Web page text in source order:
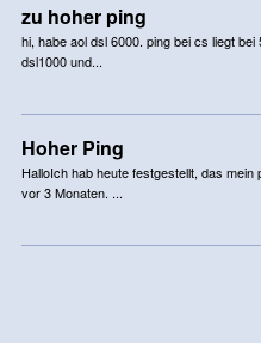
zu hoher ping
hi, habe aol dsl 6000. ping bei cs liegt
dsl1000 und...
Hoher Ping
HalloIch hab heute festgestellt, das
vor 3 Monaten. ...